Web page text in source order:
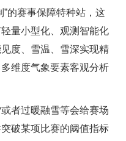
的赛事保障特种站，这
量小型化、观测智能化
度、雪温、雪深实现精
维度气象要素客观分析
者过暖融雪等会给赛场
破某项比赛的阈值指标